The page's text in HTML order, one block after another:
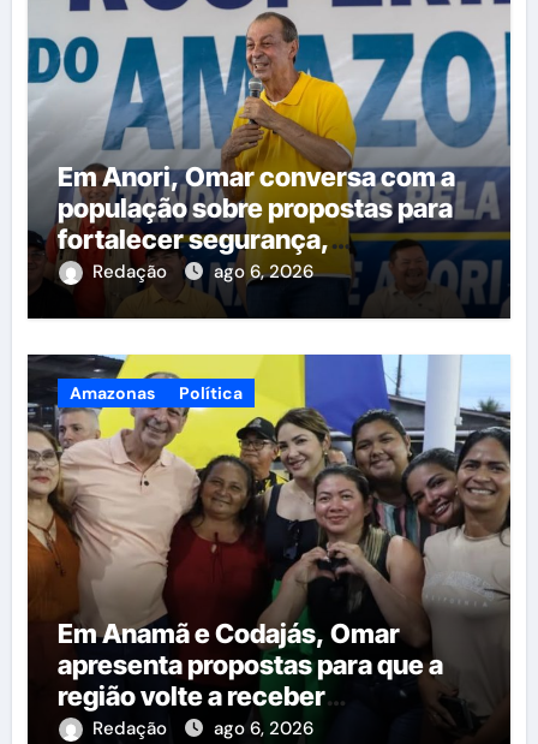
Em Anori, Omar conversa com a
população sobre propostas para
fortalecer segurança,
qualificação profissional e ampliar
serviços públicos
Redação ago 6, 2026
Amazonas Política
Em Anamã e Codajás, Omar
apresenta propostas para que a
região volte a receber
investimentos do governo do
Redação ago 6, 2026